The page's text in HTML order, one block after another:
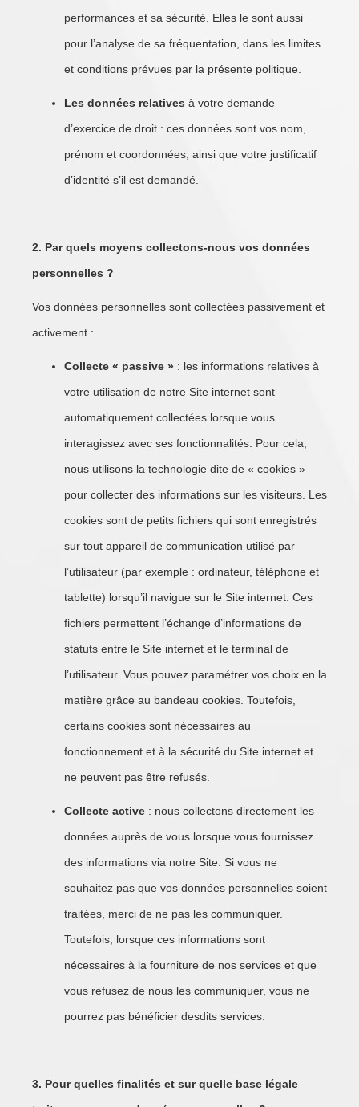
performances et sa sécurité. Elles le sont aussi
pour l’analyse de sa fréquentation, dans les limites
et conditions prévues par la présente politique.
Les données relatives à votre demande
d’exercice de droit : ces données sont vos nom,
prénom et coordonnées, ainsi que votre justificatif
d’identité s’il est demandé.
2. Par quels moyens collectons-nous vos données
personnelles ?
Vos données personnelles sont collectées passivement et
activement :
Collecte « passive » : les informations relatives à
votre utilisation de notre Site internet sont
automatiquement collectées lorsque vous
interagissez avec ses fonctionnalités. Pour cela,
nous utilisons la technologie dite de « cookies »
pour collecter des informations sur les visiteurs. Les
cookies sont de petits fichiers qui sont enregistrés
sur tout appareil de communication utilisé par
l’utilisateur (par exemple : ordinateur, téléphone et
tablette) lorsqu’il navigue sur le Site internet. Ces
fichiers permettent l’échange d’informations de
statuts entre le Site internet et le terminal de
l’utilisateur. Vous pouvez paramétrer vos choix en la
matière grâce au bandeau cookies. Toutefois,
certains cookies sont nécessaires au
fonctionnement et à la sécurité du Site internet et
ne peuvent pas être refusés.
Collecte active : nous collectons directement les
données auprès de vous lorsque vous fournissez
des informations via notre Site. Si vous ne
souhaitez pas que vos données personnelles soient
traitées, merci de ne pas les communiquer.
Toutefois, lorsque ces informations sont
nécessaires à la fourniture de nos services et que
vous refusez de nous les communiquer, vous ne
pourrez pas bénéficier desdits services.
3. Pour quelles finalités et sur quelle base légale